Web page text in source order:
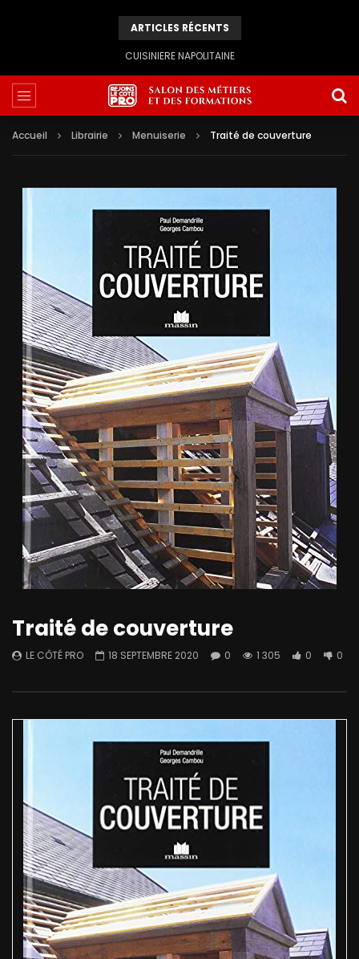
ARTICLES RÉCENTS
CUISINIERE NAPOLITAINE
Accueil Librairie Menuiserie Traité de couverture
Traité de couverture
LE CÔTÉ PRO 18 SEPTEMBRE 2020 0 1 305 0 0